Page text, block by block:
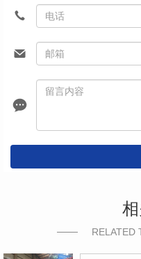
RELATED